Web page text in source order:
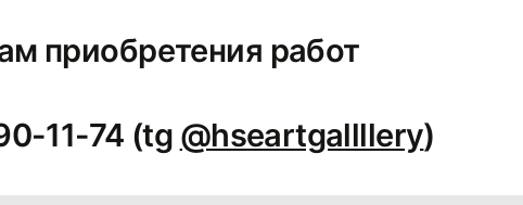
приобретения работ
11-74 (tg @hseartgallllery)